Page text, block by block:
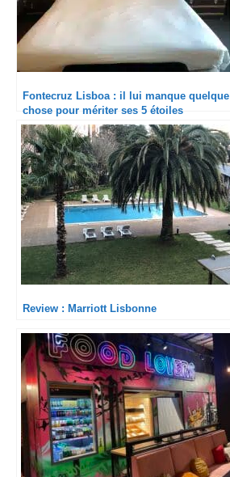
Fontecruz Lisboa : il lui manque quelque
chose pour mériter ses 5 étoiles
Review : Marriott Lisbonne